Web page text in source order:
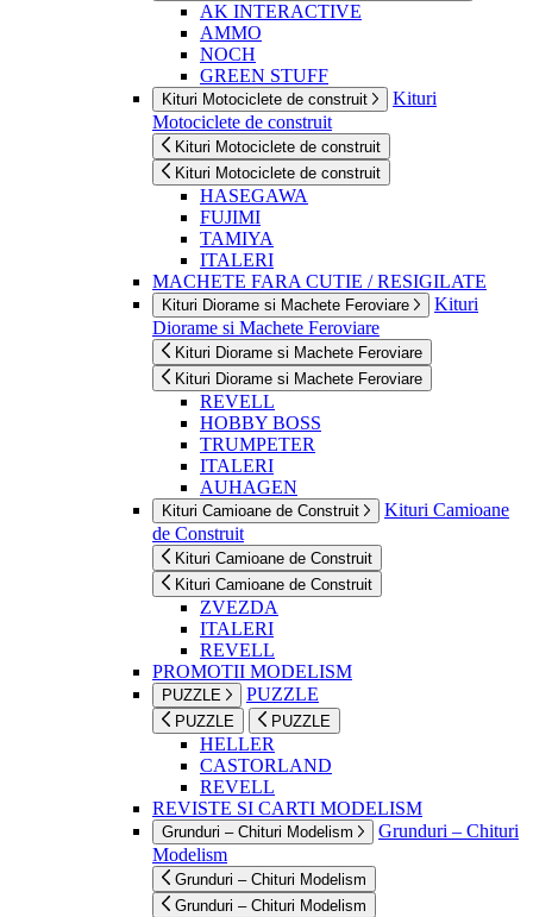
AK INTERACTIVE
AMMO
NOCH
GREEN STUFF
Kituri Motociclete de construit
Kituri
Motociclete de construit
Kituri Motociclete de construit
Kituri Motociclete de construit
HASEGAWA
FUJIMI
TAMIYA
ITALERI
MACHETE FARA CUTIE / RESIGILATE
Kituri Diorame si Machete Feroviare
Kituri
Diorame si Machete Feroviare
Kituri Diorame si Machete Feroviare
Kituri Diorame si Machete Feroviare
REVELL
HOBBY BOSS
TRUMPETER
ITALERI
AUHAGEN
Kituri Camioane de Construit
Kituri Camioane
de Construit
Kituri Camioane de Construit
Kituri Camioane de Construit
ZVEZDA
ITALERI
REVELL
PROMOTII MODELISM
PUZZLE PUZZLE
PUZZLE PUZZLE
HELLER
CASTORLAND
REVELL
REVISTE SI CARTI MODELISM
Grunduri – Chituri Modelism
Grunduri – Chituri
Modelism
Grunduri – Chituri Modelism
Grunduri – Chituri Modelism